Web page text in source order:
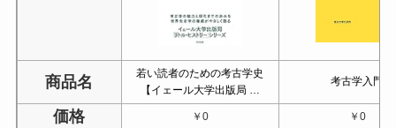
商品名
若い読者のための考古学史
【イェール大学出版局 …
考古学入門
価格 ￥0 ￥0